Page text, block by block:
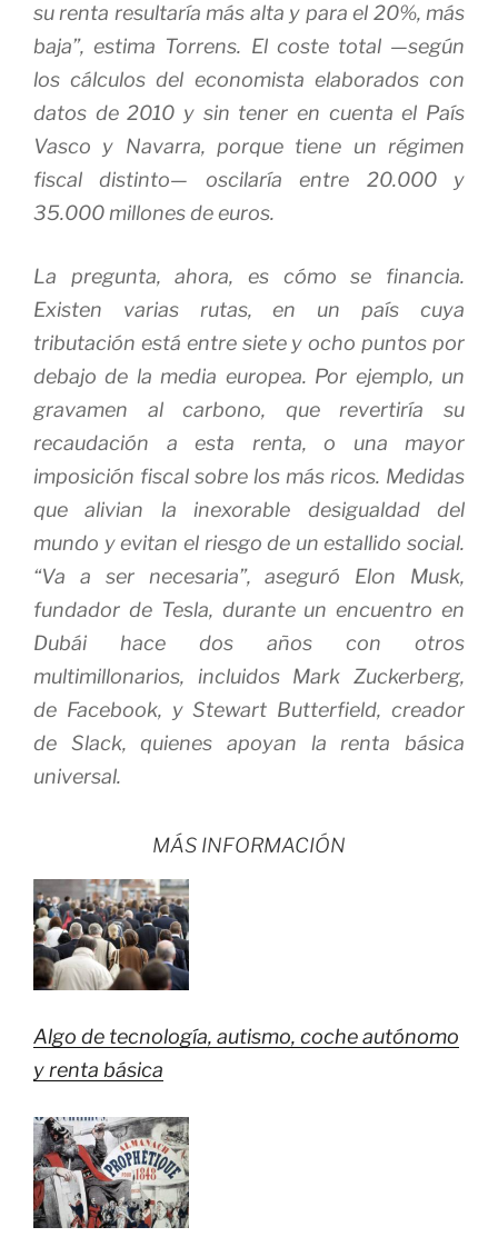
su renta resultaría más alta y para el 20%, más
baja”, estima Torrens. El coste total —según
los cálculos del economista elaborados con
datos de 2010 y sin tener en cuenta el País
Vasco y Navarra, porque tiene un régimen
fiscal distinto— oscilaría entre 20.000 y
35.000 millones de euros.
La pregunta, ahora, es cómo se financia.
Existen varias rutas, en un país cuya
tributación está entre siete y ocho puntos por
debajo de la media europea. Por ejemplo, un
gravamen al carbono, que revertiría su
recaudación a esta renta, o una mayor
imposición fiscal sobre los más ricos. Medidas
que alivian la inexorable desigualdad del
mundo y evitan el riesgo de un estallido social.
“Va a ser necesaria”, aseguró Elon Musk,
fundador de Tesla, durante un encuentro en
Dubái hace dos años con otros
multimillonarios, incluidos Mark Zuckerberg,
de Facebook, y Stewart Butterfield, creador
de Slack, quienes apoyan la renta básica
universal.
MÁS INFORMACIÓN
Algo de tecnología, autismo, coche autónomo
y renta básica